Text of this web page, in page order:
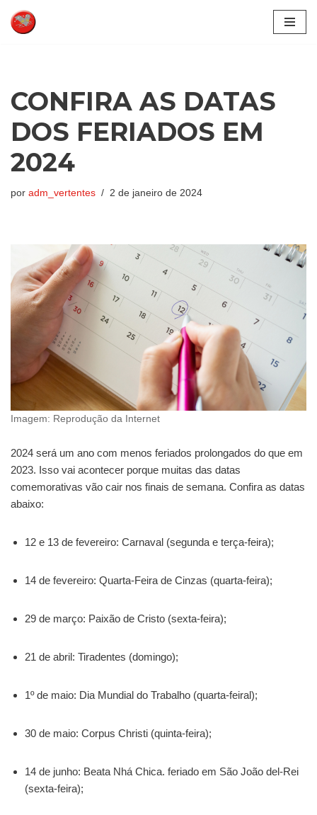
Pular
CONFIRA AS DATAS
DOS FERIADOS EM
2024
por adm_vertentes 2 de janeiro de 2024
Imagem: Reprodução da Internet
2024 será um ano com menos feriados prolongados do que em
2023. Isso vai acontecer porque muitas das datas
comemorativas vão cair nos finais de semana. Confira as datas
abaixo:
12 e 13 de fevereiro: Carnaval (segunda e terça-feira);
14 de fevereiro: Quarta-Feira de Cinzas (quarta-feira);
29 de março: Paixão de Cristo (sexta-feira);
21 de abril: Tiradentes (domingo);
1º de maio: Dia Mundial do Trabalho (quarta-feiral);
30 de maio: Corpus Christi (quinta-feira);
14 de junho: Beata Nhá Chica. feriado em São João del-Rei
(sexta-feira);